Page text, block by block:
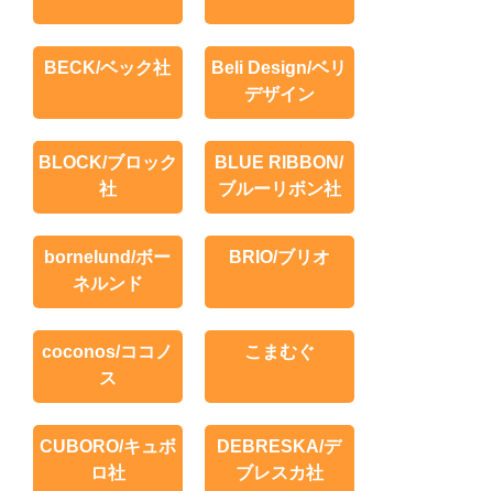
BECK/ベック社
Beli Design/ベリ
デザイン
BLOCK/ブロック
社
BLUE RIBBON/
ブルーリボン社
bornelund/ボー
ネルンド
BRIO/ブリオ
coconos/ココノ
ス
こまむぐ
CUBORO/キュボ
ロ社
DEBRESKA/デ
ブレスカ社